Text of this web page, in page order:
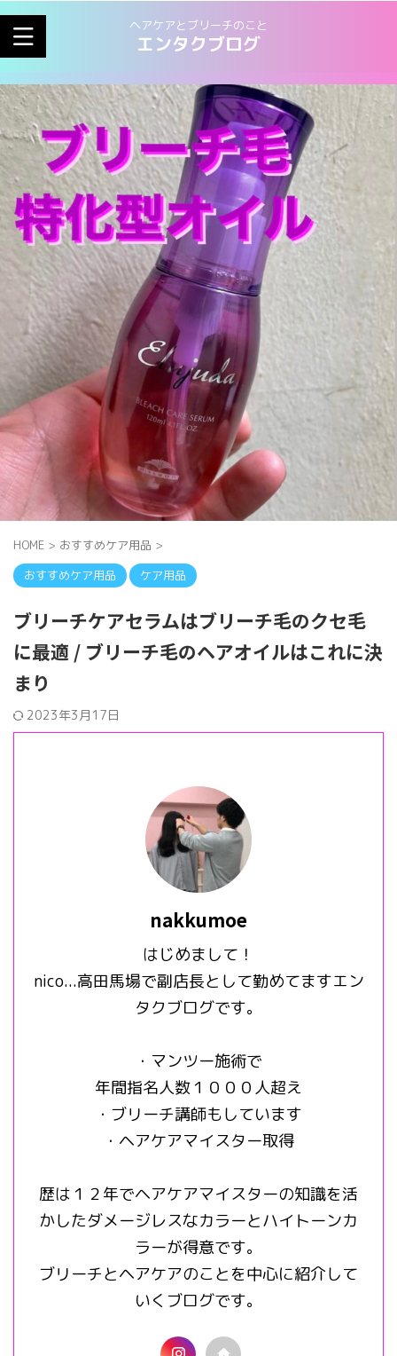
ヘアケアとブリーチのこと
エンタクブログ
HOME > おすすめケア用品 >
おすすめケア用品
ケア用品
ブリーチケアセラムはブリーチ毛のクセ毛
に最適 / ブリーチ毛のヘアオイルはこれに決
まり
2023年3月17日
nakkumoe
はじめまして！
nico...高田馬場で副店長として勤めてますエン
タクブログです。
・マンツー施術で
年間指名人数１０００人超え
・ブリーチ講師もしています
・ヘアケアマイスター取得
歴は１２年でヘアケアマイスターの知識を活
かしたダメージレスなカラーとハイトーンカ
ラーが得意です。
ブリーチとヘアケアのことを中心に紹介して
いくブログです。